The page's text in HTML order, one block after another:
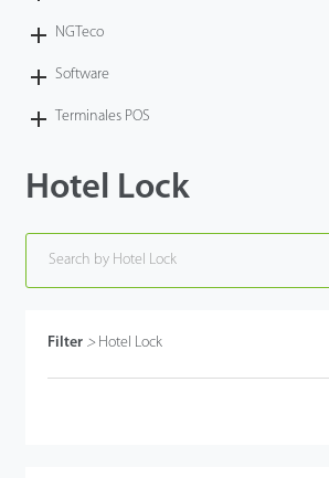
NGTeco
Software
Terminales POS
Hotel Lock
Filter > Hotel Lock